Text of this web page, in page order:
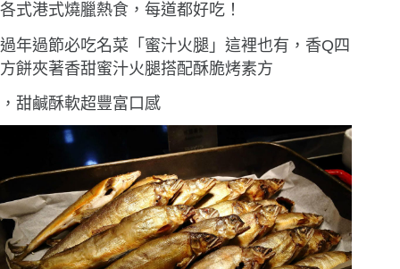
各式港式燒臘熱食，每道都好吃！
過年過節必吃名菜「蜜汁火腿」這裡也有，香Q四
方餅夾著香甜蜜汁火腿搭配酥脆烤素方
，甜鹹酥軟超豐富口感